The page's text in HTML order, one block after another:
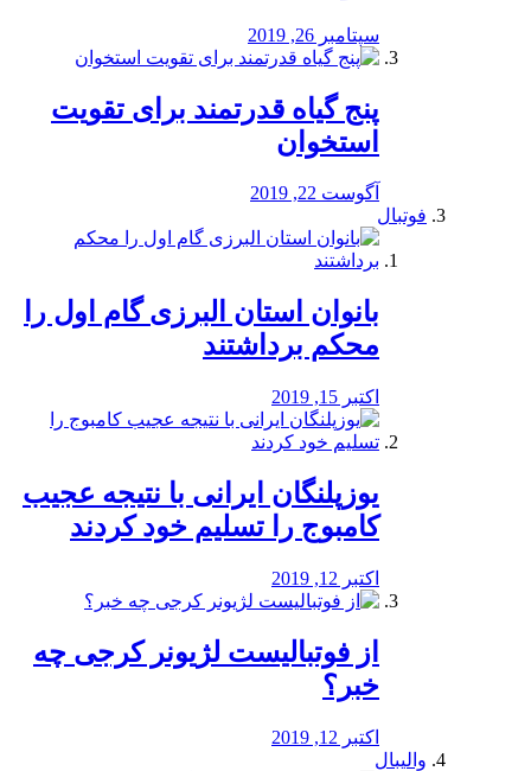
سپتامبر 26, 2019
پنج گیاه قدرتمند برای تقویت
استخوان
آگوست 22, 2019
فوتبال
بانوان استان البرزی گام اول را
محكم برداشتند
اکتبر 15, 2019
یوزپلنگان ایرانی با نتیجه عجیب
کامبوج را تسلیم خود کردند
اکتبر 12, 2019
از فوتبالیست لژیونر کرجی چه
خبر؟
اکتبر 12, 2019
والیبال